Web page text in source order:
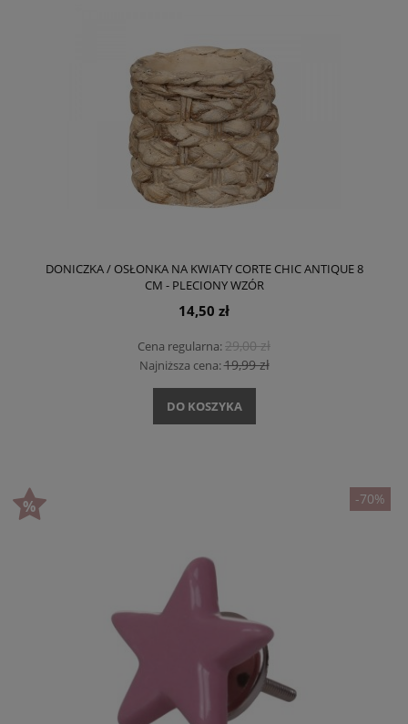
DONICZKA / OSŁONKA NA KWIATY CORTE CHIC ANTIQUE 8
CM - PLECIONY WZÓR
14,50 zł
Cena regularna:29,00 zł
Najniższa cena:19,99 zł
DO KOSZYKA
-70%